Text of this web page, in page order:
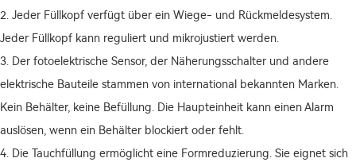
2. Jeder Füllkopf verfügt über ein Wiege- und Rückmeldesystem.
Jeder Füllkopf kann reguliert und mikrojustiert werden.
3. Der fotoelektrische Sensor, der Näherungsschalter und andere
elektrische Bauteile stammen von international bekannten Marken.
Kein Behälter, keine Befüllung. Die Haupteinheit kann einen Alarm
auslösen, wenn ein Behälter blockiert oder fehlt.
4. Die Tauchfüllung ermöglicht eine Formreduzierung. Sie eignet sich